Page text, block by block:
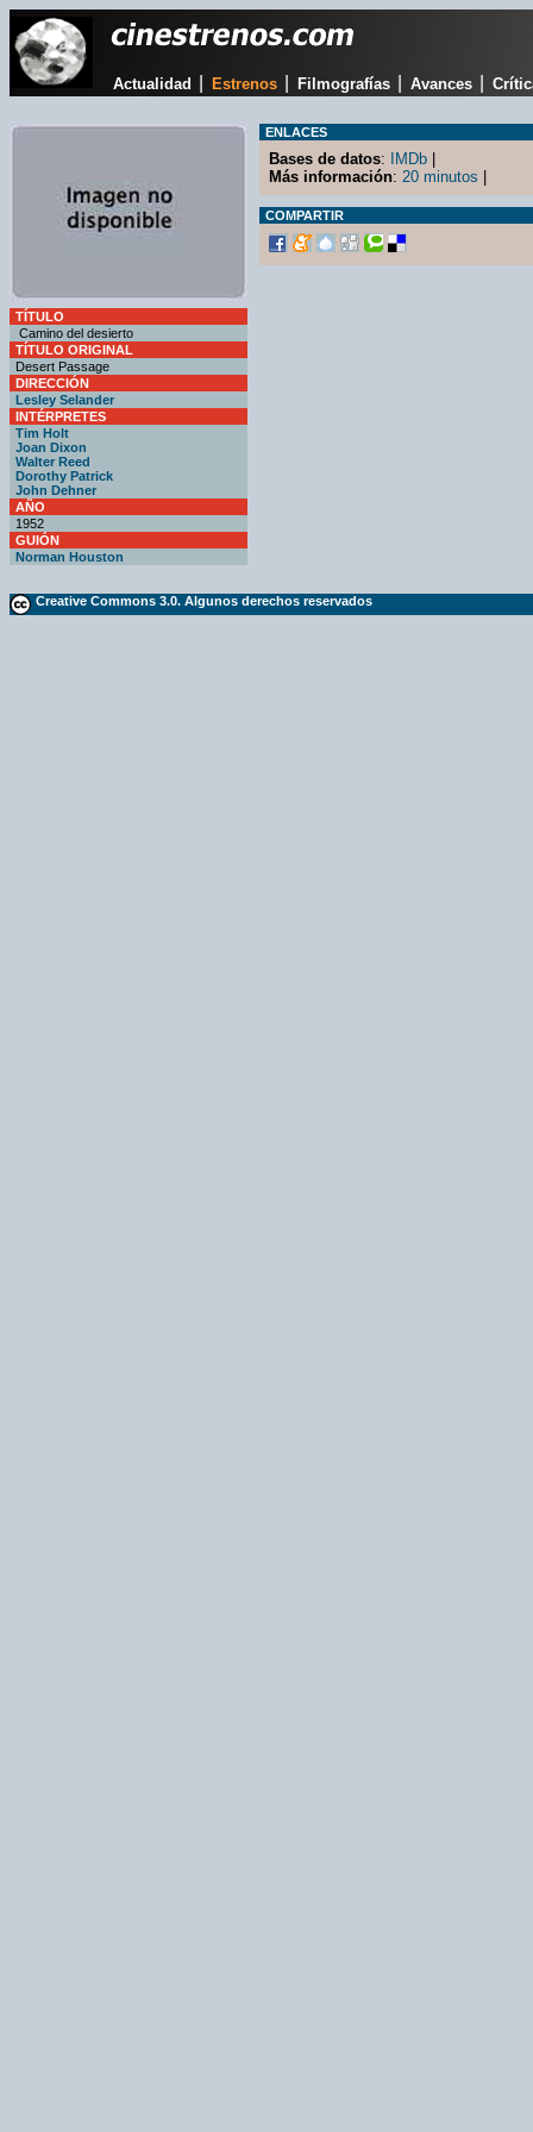
Actualidad Estrenos Filmografías Avances
TÍTULO
Camino del desierto
TÍTULO ORIGINAL
Desert Passage
DIRECCIÓN
Lesley Selander
INTÉRPRETES
Tim Holt
Joan Dixon
Walter Reed
Dorothy Patrick
John Dehner
AÑO
1952
GUIÓN
Norman Houston
ENLACES
Bases de datos: IMDb
Más información: 20 minutos
COMPARTIR
Creative Commons 3.0. Algunos derechos reservados